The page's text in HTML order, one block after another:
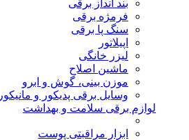
بند انداز برقی
فرمژه برقی
سنگ پا برقی
اپیلاتور
لیزر خانگی
ماشین اصلاح
موزن بینی، گوش و ابرو
وسایل برقی پدیکور و مانیکور
لوازم برقی سلامت و بهداشت
ابزار مراقبتی پوست